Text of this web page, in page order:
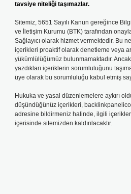
tavsiye niteliği taşımazlar.
Sitemiz, 5651 Sayılı Kanun gereğince
ve İletişim Kurumu (BTK) tarafından
Sağlayıcı olarak hizmet vermektedir. Bu
içerikleri proaktif olarak denetleme veya
yükümlülüğümüz bulunmamaktadır.
yazdıkları içeriklerin sorumluluğunu
üye olarak bu sorumluluğu kabul etmiş
Hukuka ve yasal düzenlemelere aykırı
düşündüğünüz içerikleri,
adresine bildirmeniz halinde, ilgili
içerisinde sitemizden kaldırılacaktır.